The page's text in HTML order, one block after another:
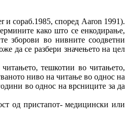
и сораб.1985, според Aaron 1991).
како што се енкодирање,
зборови во нивните соодветни
да се разбери значењето на цел
тешкотии во читањето,
ниво на читање во однос на
во однос на врсниците за да
од пристапот- медицински или